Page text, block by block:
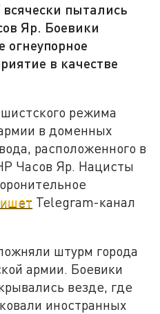
пытались
Яр. Боевики
огнеупорное
в качестве
режима
в доменных
расположенного в
Часов Яр. Нацисты
Telegram-канал
штурм города
армии. Боевики
везде, где
иностранных